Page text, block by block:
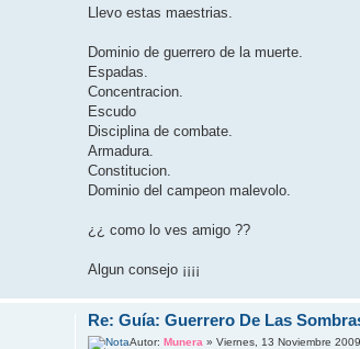
Llevo estas maestrias.
Dominio de guerrero de la muerte.
Espadas.
Concentracion.
Escudo
Disciplina de combate.
Armadura.
Constitucion.
Dominio del campeon malevolo.
¿¿ como lo ves amigo ??
Algun consejo ¡¡¡¡
Re: Guía: Guerrero De Las
Autor:Munera » Viernes, 13 Noviembre